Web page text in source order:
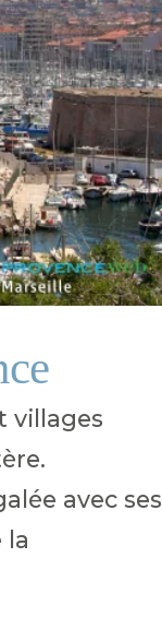
villages
avec ses
la